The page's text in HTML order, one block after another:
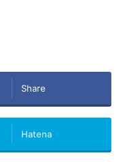
Share
Hatena